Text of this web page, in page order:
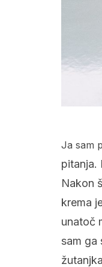
Ja sam
pitanja.
Nakon
krema
unatoč
sam ga